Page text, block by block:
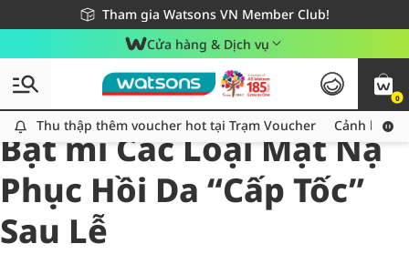
Tham gia Watsons VN Member Club!
Miễn phí giao hàng cho đơn hàng từ 249,000Đ
Giao hàng nhanh 24h - Áp dụng khu vực TP. Hồ Chí Minh
Cửa hàng & Dịch vụ
0
Thu thập thêm voucher hot tại Trạm Voucher
Thu thập thêm voucher hot tại Trạm Voucher Cảnh báo
All
Chăm Sóc Cá Nhân
Bật mí Các Loại Mặt Nạ
Phục Hồi Da “Cấp Tốc”
Sau Lễ